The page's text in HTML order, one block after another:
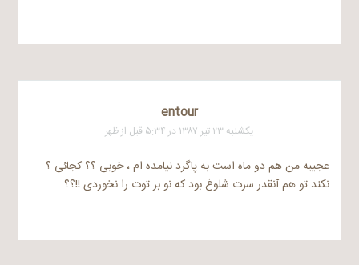
entour
یکشنبه ۲۳ تیر ۱۳۸۷ در ۵:۳۴ قبل از ظهر
عجیبه من هم دو ماه است به پاگرد نیامده ام ، خوبی ؟؟ کجائی ؟
نکند تو هم آنقدر سرت شلوغ بود که نو بر توت را نخوردی !!؟؟